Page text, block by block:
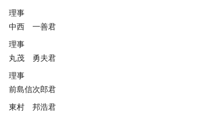
理事
中西 一善君
理事
丸茂 勇夫君
理事
前島信次郎君
東村 邦浩君